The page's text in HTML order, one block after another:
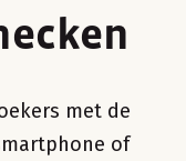
met de
of